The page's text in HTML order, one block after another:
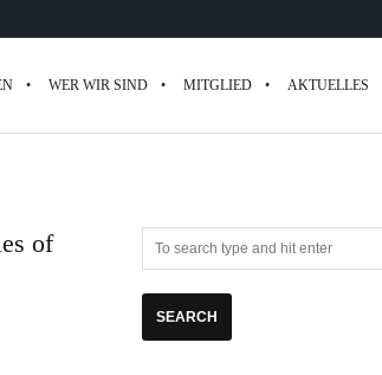
WER WIR SIND MITGLIED AKTUELLES
of